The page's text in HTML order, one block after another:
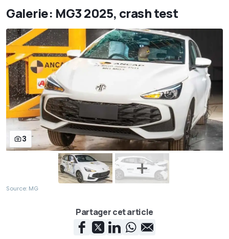
Galerie: MG3 2025, crash test
3
Source: MG
Partager cet article